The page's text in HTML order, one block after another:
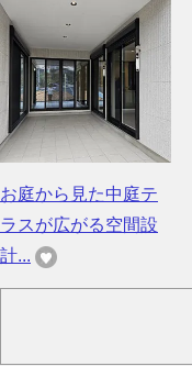
お庭から見た中庭テ
ラスが広がる空間設
計...